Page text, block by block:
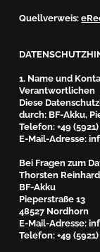
Quellverweis:
1. Name und
Verantwortlichen
Diese
durch: BF-Akku,
Telefon: +49
E-Mail-Adresse:
Bei Fragen zum
Thorsten Reinhard
BF-Akku
Pieperstraße 13
48527 Nordhorn
E-Mail-Adresse:
Telefon: +49